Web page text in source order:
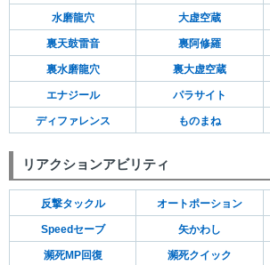
水磨龍穴 大虚空蔵
裏天鼓雷音 裏阿修羅
裏水磨龍穴 裏大虚空蔵
エナジール パラサイト
ディファレンス ものまね
リアクションアビリティ
反撃タックル オートポーション
Speedセーブ 矢かわし
瀕死MP回復 瀕死クイック